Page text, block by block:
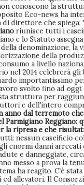
conoscono la
Eco-news ha
direttore che spiega:
riunisce tutti i
e lo Statuto
denominazione, la
della
a livello
nel 2014 celebrerà gli
importantissimo
svolto fino ad oggi
struttura per
e dell'intero
anno dal terremoto
Parmigiano Reggiano:
la ripresa e che
nessun caseificio
enormi danni arrecati
e danneggiate,
messo a prova la
ha reagito. C'è
ed allevatori. Il